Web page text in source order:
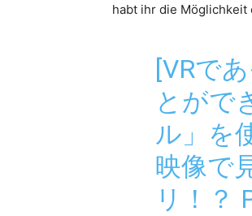
habt ihr die Möglichkeit
[VRで
とがで
ル」を
映像で
リ！？